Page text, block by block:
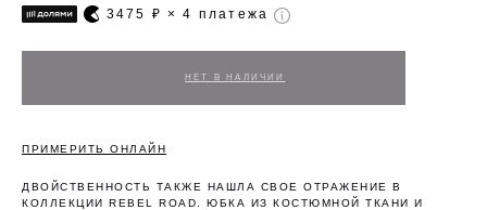
3475 ₽ × 4 платежа
ПРИМЕРИТЬ ОНЛАЙН
ДВОЙСТВЕННОСТЬ ТАКЖЕ НАШЛА СВОЕ ОТРАЖЕНИЕ В
КОЛЛЕКЦИИ REBEL ROAD. ЮБКА ИЗ КОСТЮМНОЙ ТКАНИ И